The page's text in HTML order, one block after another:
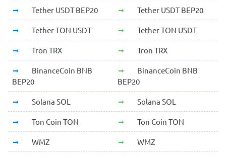
Tether USDT BEP20 Tether USDT BEP20
Tether TON USDT Tether TON USDT
Tron TRX Tron TRX
BinanceCoin BNB
BEP20
BinanceCoin BNB
BEP20
Solana SOL Solana SOL
Ton Coin TON Ton Coin TON
WMZ WMZ